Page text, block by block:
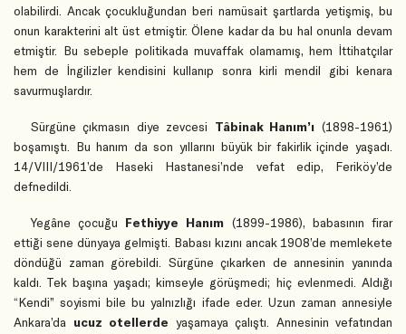
olabilirdi. Ancak çocukluğundan beri namüsait şartlarda yetişmiş, bu
onun karakterini alt üst etmiştir. Ölene kadar da bu hal onunla devam
etmiştir. Bu sebeple politikada muvaffak olamamış, hem İttihatçılar
hem de İngilizler kendisini kullanıp sonra kirli mendil gibi kenara
savurmuşlardır.
Sürgüne çıkmasın diye zevcesi Tâbinak Hanım’ı(1898-1961)
boşamıştı. Bu hanım da son yıllarını büyük bir fakirlik içinde yaşadı.
14/VIII/1961’de Haseki Hastanesi’nde vefat edip, Feriköy’de
defnedildi.
Yegâne çocuğu Fethiyye Hanım (1899-1986), babasının firar
ettiği sene dünyaya gelmişti. Babası kızını ancak 1908’de memlekete
döndüğü zaman görebildi. Sürgüne çıkarken de annesinin yanında
kaldı. Tek başına yaşadı; kimseyle görüşmedi; hiç evlenmedi. Aldığı
“Kendi” soyismi bile bu yalnızlığı ifade eder. Uzun zaman annesiyle
Ankara’da ucuz otellerde yaşamaya çalıştı. Annesinin vefatından